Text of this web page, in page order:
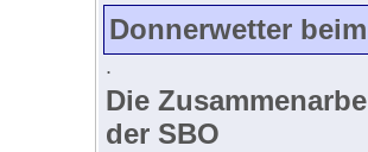
Donnerwetter
.
Die
der SBO